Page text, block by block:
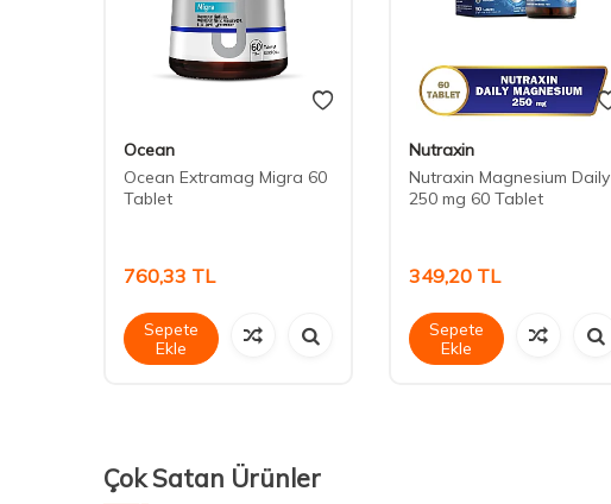
Ocean
Ocean Extramag Migra 60
Tablet
760,33 TL
Sepete
Ekle
Nutraxin
Nutraxin Magnesium Daily
250 mg 60 Tablet
349,20 TL
Sepete
Ekle
Çok Satan Ürünler